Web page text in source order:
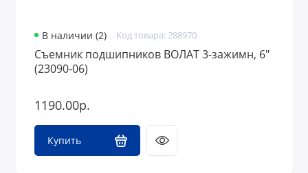
В наличии (2) Код товара: 288970
Съемник подшипников ВОЛАТ 3-зажимн, 6"
(23090-06)
1190.00р.
Купить